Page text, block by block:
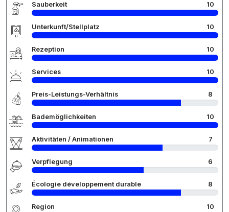
Sauberkeit 10
Unterkunft/Stellplatz 10
Rezeption 10
Services 10
Preis-Leistungs-Verhältnis 8
Bademöglichkeiten 10
Aktivitäten / Animationen 7
Verpflegung 6
Écologie développement durable 8
Region 10